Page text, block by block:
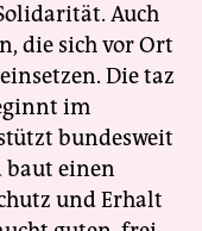
Auch
die sich vor Ort
Die taz
im
bundesweit
baut einen
und Erhalt